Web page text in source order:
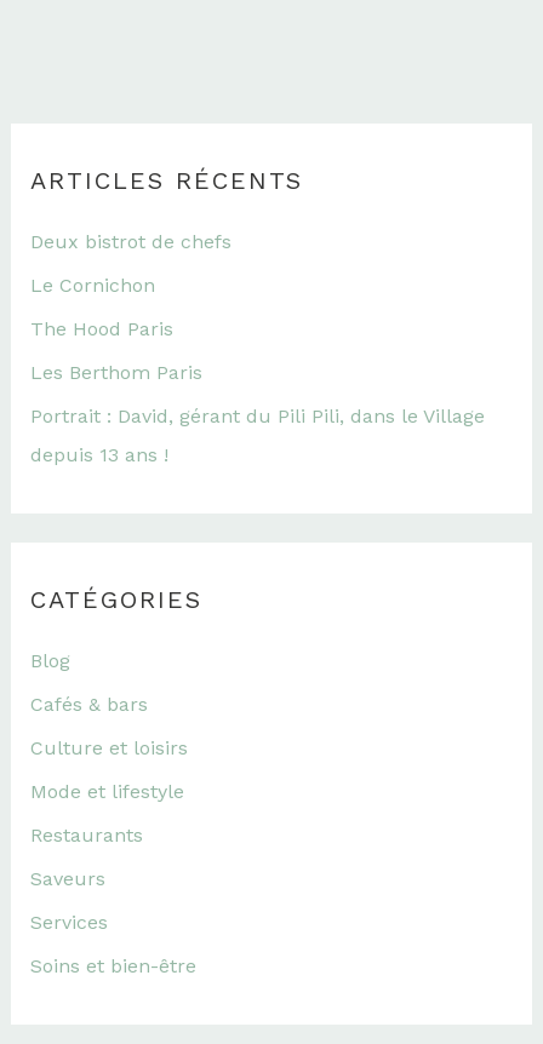
ARTICLES RÉCENTS
Deux bistrot de chefs
Le Cornichon
The Hood Paris
Les Berthom Paris
Portrait : David, gérant du Pili Pili, dans le Village
depuis 13 ans !
CATÉGORIES
Blog
Cafés & bars
Culture et loisirs
Mode et lifestyle
Restaurants
Saveurs
Services
Soins et bien-être